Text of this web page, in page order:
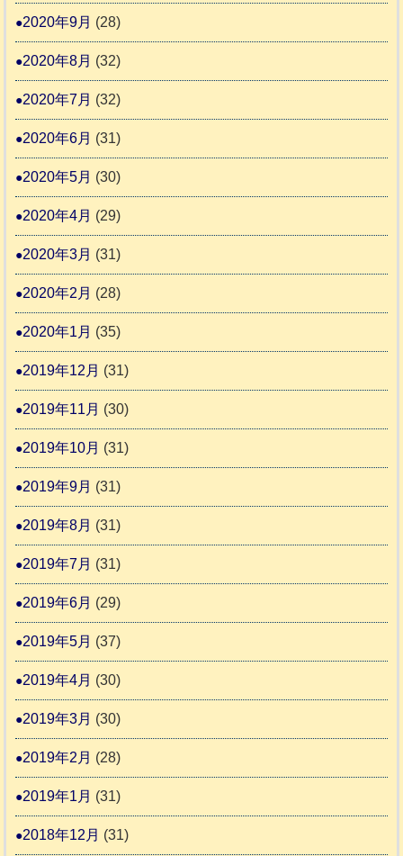
2020年9月 (28)
2020年8月 (32)
2020年7月 (32)
2020年6月 (31)
2020年5月 (30)
2020年4月 (29)
2020年3月 (31)
2020年2月 (28)
2020年1月 (35)
2019年12月 (31)
2019年11月 (30)
2019年10月 (31)
2019年9月 (31)
2019年8月 (31)
2019年7月 (31)
2019年6月 (29)
2019年5月 (37)
2019年4月 (30)
2019年3月 (30)
2019年2月 (28)
2019年1月 (31)
2018年12月 (31)